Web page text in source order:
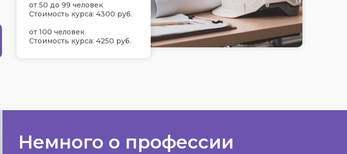
от 50 до 99 человек
Стоимость курса: 4300 руб.
от 100 человек
Стоимость курса: 4250 руб.
Немного о профессии